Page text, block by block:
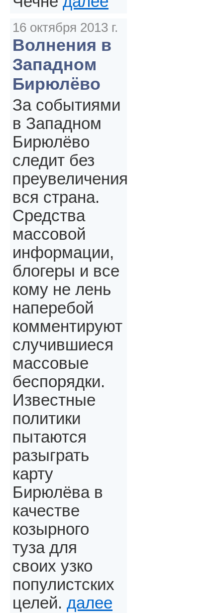
16 октября 2013 г.
Волнения в
Западном
Бирюлёво
За событиями
в Западном
Бирюлёво
следит без
преувеличения
вся страна.
Средства
массовой
информации,
блогеры и все
кому не лень
наперебой
комментируют
случившиеся
массовые
беспорядки.
Известные
политики
пытаются
разыграть
карту
Бирюлёва в
качестве
козырного
туза для
своих узко
популистских
целей. далее